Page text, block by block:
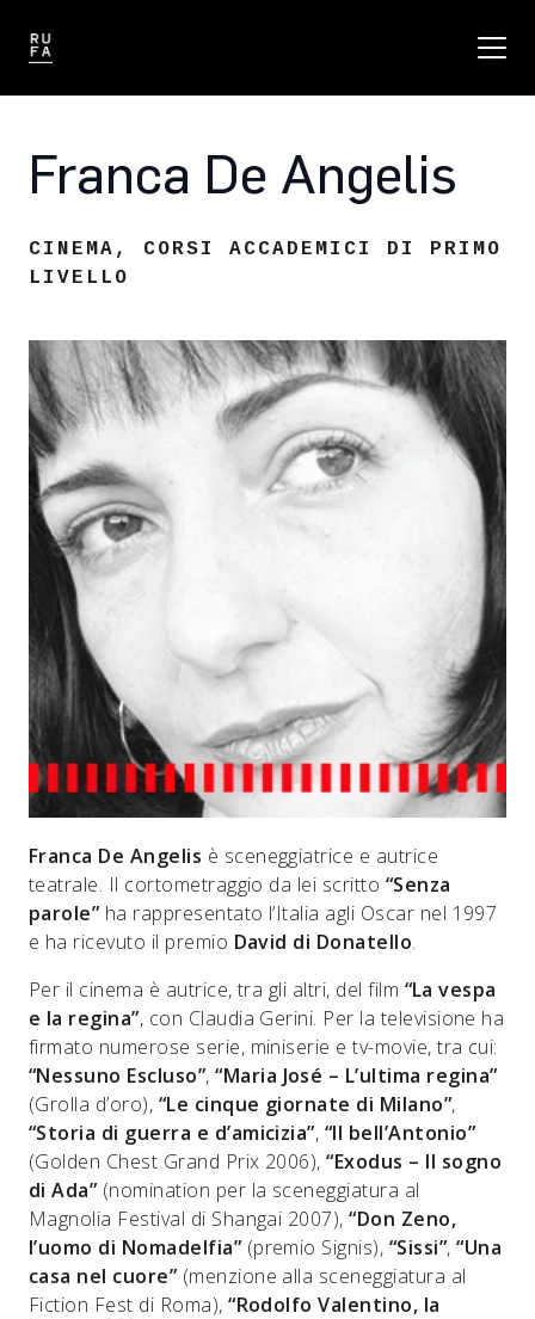
Franca De Angelis
CINEMA , CORSI ACCADEMICI DI PRIMO
LIVELLO
Franca De Angelis è sceneggiatrice e autrice
teatrale. Il cortometraggio da lei scritto “Senza
parole” ha rappresentato l’Italia agli Oscar nel 1997
e ha ricevuto il premio David di Donatello.
Per il cinema è autrice, tra gli altri, del film “La vespa
e la regina”, con Claudia Gerini. Per la televisione ha
firmato numerose serie, miniserie e tv-movie, tra cui:
“Nessuno Escluso”,“Maria José – L’ultima regina”
(Grolla d’oro), “Le cinque giornate di Milano”,
“Storia di guerra e d’amicizia”, “Il bell’Antonio”
(Golden Chest Grand Prix 2006),“Exodus – Il sogno
di Ada” (nomination per la sceneggiatura al
Magnolia Festival di Shangai 2007),“Don Zeno,
l’uomo di Nomadelfia” (premio Signis), “Sissi”,“Una
casa nel cuore” (menzione alla sceneggiatura al
Fiction Fest di Roma),“Rodolfo Valentino, la